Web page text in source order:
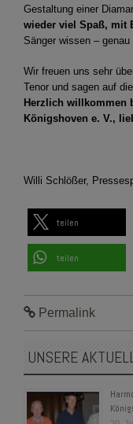
Gestaltung einer
wieder viel Spaß, mit
Sänger wissen –
Wir freuen uns sehr
Tenor und sagen auf
Herzlich willkommen
Königshoven e. V.,
Willi Schlößer,
teilen
teilen
Permalink
UNSERE